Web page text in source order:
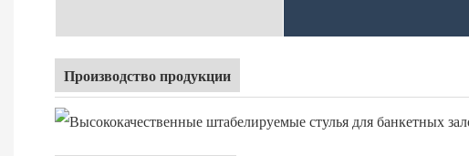
Производство продукции